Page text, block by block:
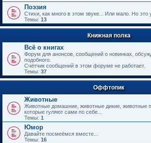
е
н
и
ю
Поэзия
Стихи, как много в этом звуке... Или мало. Но это у
Темы: 13
Книжная полка
Всё о книгах
Форум для анонсов, сообщений о новинках,
подобного.
Счётчик сообщений в этом форуме не работает.
Темы: 37
Оффтопик
Животные
Животные домашние, животные дикие, животные
которые гуляют сами по себе...
Темы: 1
Юмор
Давайте посмеёмся вместе...
Темы: 16